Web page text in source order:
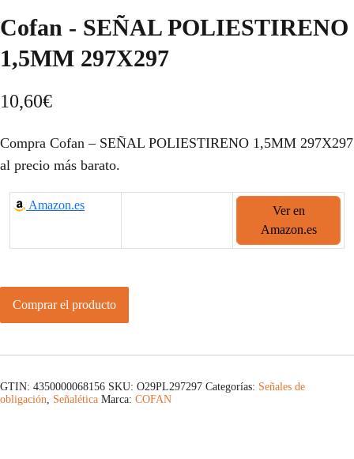
Cofan - SEÑAL POLIESTIRENO
1,5MM 297X297
10,60€
Compra Cofan – SEÑAL POLIESTIRENO 1,5MM 297X297
al precio más barato.
Amazon.es
Ver en
Amazon.es
Comprar el producto
GTIN: 4350000068156 SKU: O29PL297297 Categorías: Señales de
obligación, Señalética Marca: COFAN